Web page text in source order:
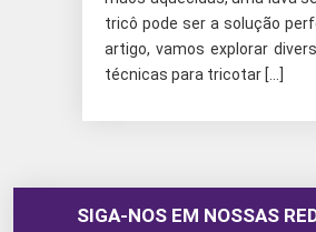
tricô pode ser a solução
artigo, vamos explorar
técnicas para tricotar […]
SIGA-NOS EM NOSSAS